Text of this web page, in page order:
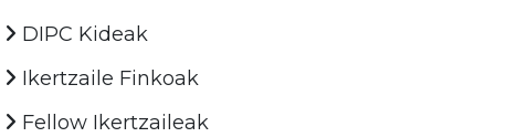
DIPC Kideak
Ikertzaile Finkoak
Fellow Ikertzaileak